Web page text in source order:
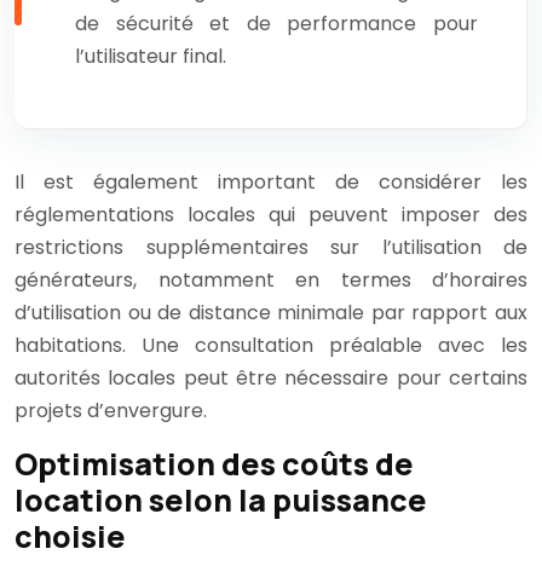
de sécurité et de performance pour
l’utilisateur final.
Il est également important de considérer les
réglementations locales qui peuvent imposer des
restrictions supplémentaires sur l’utilisation de
générateurs, notamment en termes d’horaires
d’utilisation ou de distance minimale par rapport aux
habitations. Une consultation préalable avec les
autorités locales peut être nécessaire pour certains
projets d’envergure.
Optimisation des coûts de
location selon la puissance
choisie